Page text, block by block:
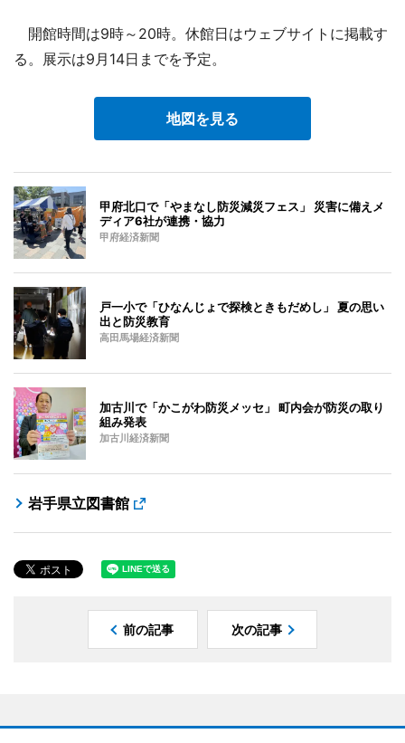
開館時間は9時～20時。休館日はウェブサイトに掲載す
る。展示は9月14日までを予定。
地図を見る
甲府北口で「やまなし防災減災フェス」 災害に備えメ
ディア6社が連携・協力
甲府経済新聞
戸一小で「ひなんじょで探検ときもだめし」 夏の思い
出と防災教育
高田馬場経済新聞
加古川で「かこがわ防災メッセ」 町内会が防災の取り
組み発表
加古川経済新聞
岩手県立図書館
前の記事 次の記事